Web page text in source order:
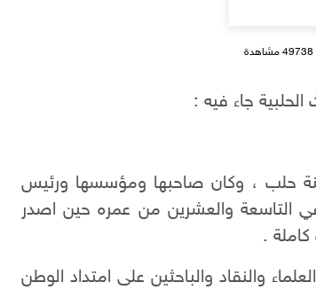
جاء فيه :
المجلة عام 1927 في مدينة حلب ، وكان صاحبها ومؤسسها ورئيس
التاسعة والعشرين من عمره حين اصدر
.
والنقاد والباحثين على امتداد الوطن